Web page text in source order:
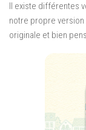
Il existe différentes
notre propre
originale et bien